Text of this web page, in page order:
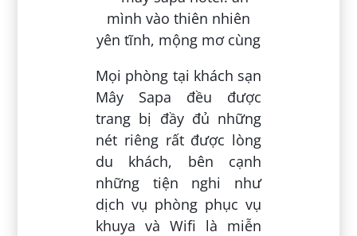
Mọi phòng tại khách sạn
Mây Sapa đều được
trang bị đầy đủ những
nét riêng rất được lòng
du khách, bên cạnh
những tiện nghi như
dịch vụ phòng phục vụ
khuya và Wifi là miễn